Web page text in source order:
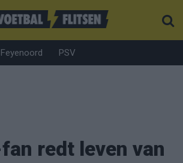
Feyenoord PSV
redt leven van